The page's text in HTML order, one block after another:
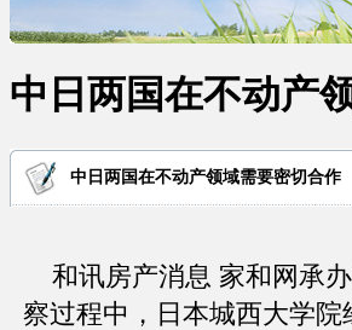
中日两国在不动产
中日两国在不动产领域需要密切合作
和讯房产消息 家和网承
察过程中，日本城西大学